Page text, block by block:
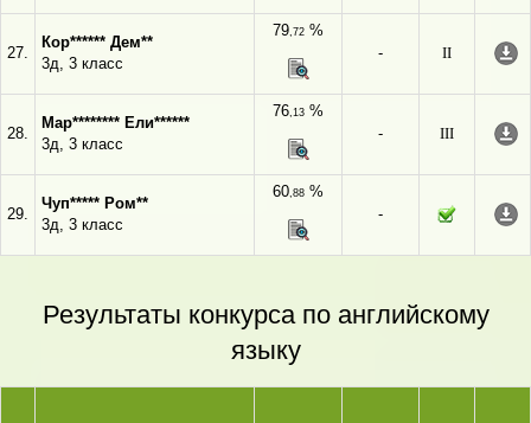
27.
Кор****** Дем**
3д, 3 класс
79,72 %
-
II
28.
Мар******** Ели******
3д, 3 класс
76,13 %
-
III
29.
Чуп***** Ром**
3д, 3 класс
60,88 %
-
Результаты конкурса по английскому
языку